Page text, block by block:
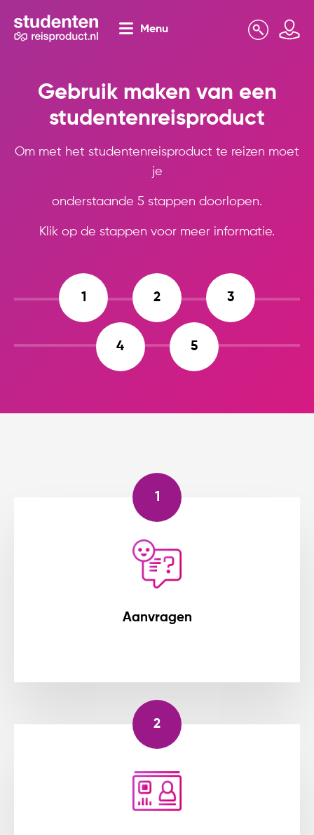
Menu
Gebruik maken van een
studentenreisproduct
Om met het studentenreisproduct te reizen moet
je
onderstaande 5 stappen doorlopen.
Klik op de stappen voor meer informatie.
1 2 3
4 5
1
Aanvragen
2